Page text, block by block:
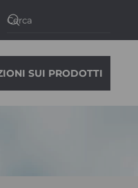
SUI PRODOTTI